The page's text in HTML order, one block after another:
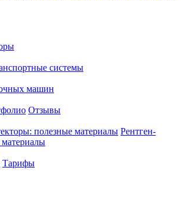
системы
машин
Отзывы
полезные материалы Рентген-
Тарифы